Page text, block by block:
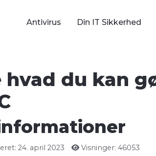
Antivirus Din IT Sikkerhed
hvad du kan
24. april 2023 Visninger: 46053